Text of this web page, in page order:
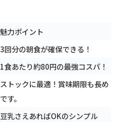
魅力ポイント
3回分の朝食が確保できる！
1食あたり約80円の最強コスパ！
ストックに最適！賞味期限も長め
です。
豆乳さえあればOKのシンプル